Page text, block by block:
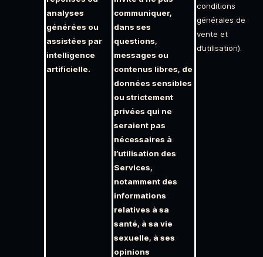
analyses
générées ou
assistées par
intelligence
artificielle.
communiquer,
dans ses
questions,
messages ou
contenus libres, de
données sensibles
ou strictement
privées qui ne
seraient pas
nécessaires à
l’utilisation des
Services,
notamment des
informations
relatives à sa
santé, à sa vie
sexuelle, à ses
opinions
conditions
générales de
vente et
d’utilisation).